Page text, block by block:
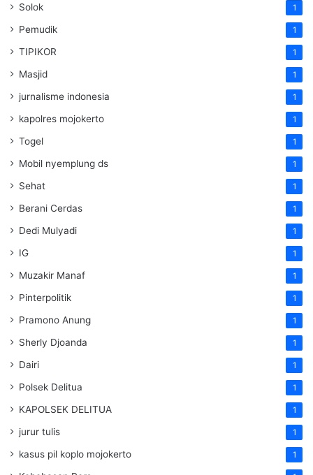
Solok 1
Pemudik 1
TIPIKOR 1
Masjid 1
jurnalisme indonesia 1
kapolres mojokerto 1
Togel 1
Mobil nyemplung ds 1
Sehat 1
Berani Cerdas 1
Dedi Mulyadi 1
IG 1
Muzakir Manaf 1
Pinterpolitik 1
Pramono Anung 1
Sherly Djoanda 1
Dairi 1
Polsek Delitua 1
KAPOLSEK DELITUA 1
jurur tulis 1
kasus pil koplo mojokerto 1